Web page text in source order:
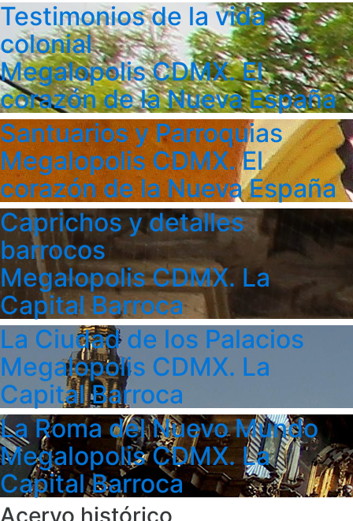
Testimonios de la vida
colonial
Megalopolis CDMX. El
corazón de la Nueva España
Santuarios y Parroquias
Megalopolis CDMX. El
corazón de la Nueva España
Caprichos y detalles
barrocos
Megalopolis CDMX. La
Capital Barroca
La Ciudad de los Palacios
Megalopolis CDMX. La
Capital Barroca
La Roma del Nuevo Mundo
Megalopolis CDMX. La
Capital Barroca
Acervo histórico